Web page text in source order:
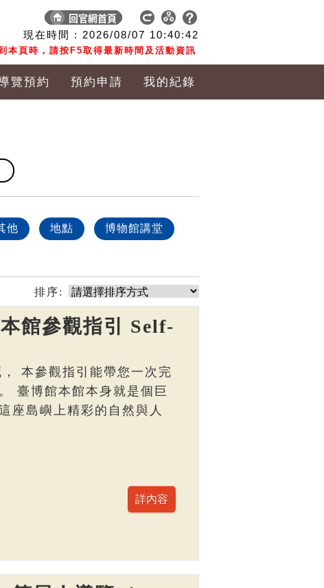
現在時間 : 2026/08/07 10:40:43
本頁時，請按F5取得最新時間及活動資訊
覽預約 預約申請 我的紀錄
他 地點 博物館講堂
排序:
館參觀指引 Self-
本參觀指引能帶您一次完
臺博館本館本身就是個巨
座島嶼上精彩的自然與人